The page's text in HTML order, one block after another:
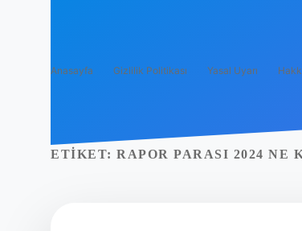
Anasayfa Gizlilik Politikası Yasal Uyarı
ETIKET: RAPOR PARASI 2024 NE